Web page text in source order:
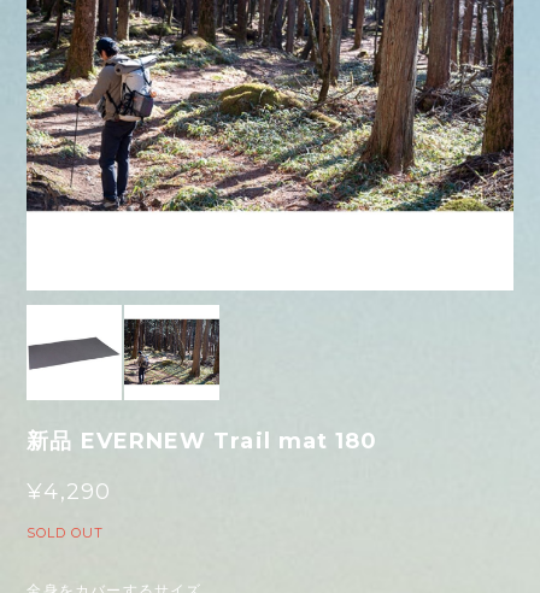
新品 EVERNEW Trail mat 180
¥4,290
SOLD OUT